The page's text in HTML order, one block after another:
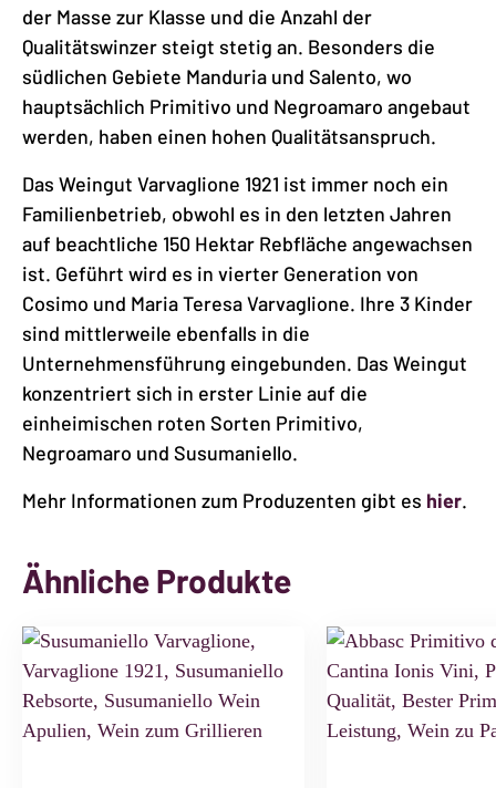
der Masse zur Klasse und die Anzahl der
Qualitätswinzer steigt stetig an. Besonders die
südlichen Gebiete Manduria und Salento, wo
hauptsächlich Primitivo und Negroamaro angebaut
werden, haben einen hohen Qualitätsanspruch.
Das Weingut Varvaglione 1921 ist immer noch ein
Familienbetrieb, obwohl es in den letzten Jahren
auf beachtliche 150 Hektar Rebfläche angewachsen
ist. Geführt wird es in vierter Generation von
Cosimo und Maria Teresa Varvaglione. Ihre 3 Kinder
sind mittlerweile ebenfalls in die
Unternehmensführung eingebunden. Das Weingut
konzentriert sich in erster Linie auf die
einheimischen roten Sorten Primitivo,
Negroamaro und Susumaniello.
Mehr Informationen zum Produzenten gibt es hier.
Ähnliche Produkte